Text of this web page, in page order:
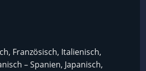
Französisch, Italienisch,
– Spanien, Japanisch,